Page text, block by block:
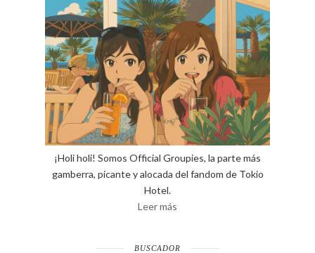
¡Holi holi! Somos Official Groupies, la parte más
gamberra, picante y alocada del fandom de Tokio
Hotel.
Leer más
BUSCADOR